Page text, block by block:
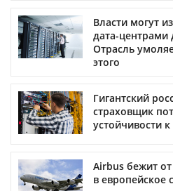
Власти могут
дата-центрами
Отрасль
этого
Гигантский
страховщик
устойчивости
Airbus бежит
в европейское